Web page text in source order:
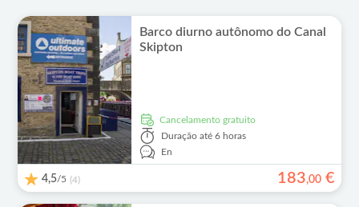
Barco diurno autônomo do Canal
Skipton
Cancelamento gratuito
Duração até 6 horas
En
4,5/5 (4) 183,00 €